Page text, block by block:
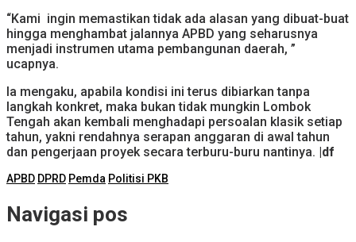
“Kami ingin memastikan tidak ada alasan yang dibuat-buat
hingga menghambat jalannya APBD yang seharusnya
menjadi instrumen utama pembangunan daerah, ”
ucapnya.
Ia mengaku, apabila kondisi ini terus dibiarkan tanpa
langkah konkret, maka bukan tidak mungkin Lombok
Tengah akan kembali menghadapi persoalan klasik setiap
tahun, yakni rendahnya serapan anggaran di awal tahun
dan pengerjaan proyek secara terburu-buru nantinya. |df
APBD DPRD Pemda Politisi PKB
Navigasi pos